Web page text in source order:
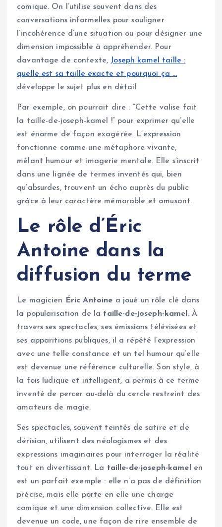
comique. On l’utilise souvent dans des
conversations informelles pour souligner
l’incohérence d’une situation ou pour désigner une
dimension impossible à appréhender. Pour
davantage de contexte, Joseph kamel taille :
quelle est sa taille exacte et pourquoi ça …
développe le sujet plus en détail
Par exemple, on pourrait dire : “Cette valise fait
la taille-de-joseph-kamel !” pour exprimer qu’elle
est énorme de façon exagérée. L’expression
fonctionne comme une métaphore vivante,
mêlant humour et imagerie mentale. Elle s’inscrit
dans une lignée de termes inventés qui, bien
qu’absurdes, trouvent un écho auprès du public
grâce à leur caractère mémorable et amusant.
Le rôle d’Éric
Antoine dans la
diffusion du terme
Le magicien Éric Antoine a joué un rôle clé dans
la popularisation de la taille-de-joseph-kamel . À
travers ses spectacles, ses émissions télévisées et
ses apparitions publiques, il a répété l’expression
avec une telle constance et un tel humour qu’elle
est devenue une référence culturelle. Son style, à
la fois ludique et intelligent, a permis à ce terme
inventé de percer au-delà du cercle restreint des
amateurs de magie.
Ses spectacles, souvent teintés de satire et de
dérision, utilisent des néologismes et des
expressions imaginaires pour interroger la réalité
tout en divertissant. La taille-de-joseph-kamelen
est un parfait exemple : elle n’a pas de définition
précise, mais elle porte en elle une charge
comique et une dimension collective. Elle est
devenue un code, une façon de rire ensemble de